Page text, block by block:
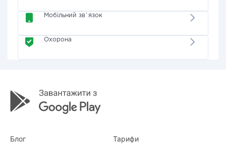
Мобільний зв`язок
Охорона
Блог Тарифи